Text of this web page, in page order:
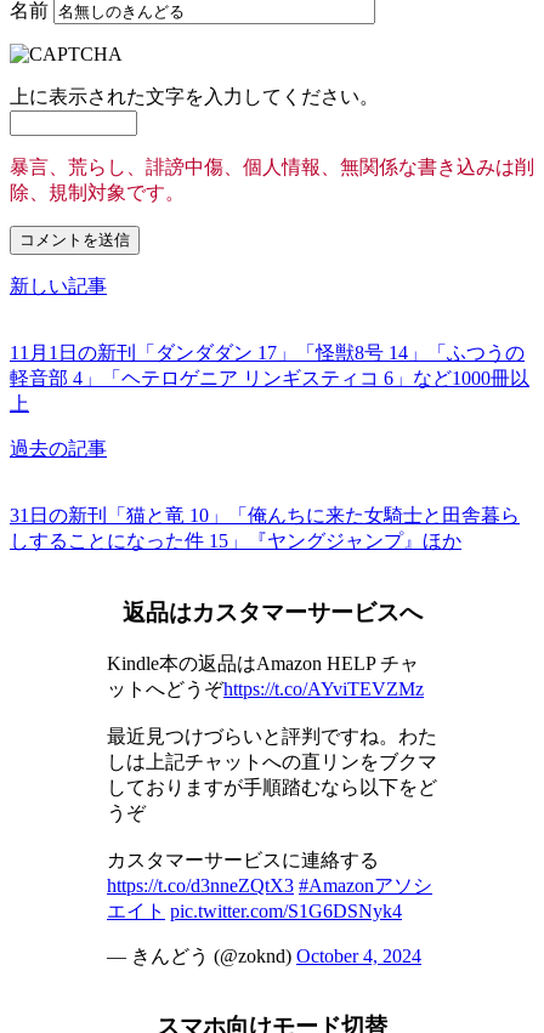
名前
上に表示された文字を入力してください。
暴言、荒らし、誹謗中傷、個人情報、無関係な書き込みは削
除、規制対象です。
新しい記事
11月1日の新刊「ダンダダン 17」「怪獣8号 14」「ふつうの
軽音部 4」「ヘテロゲニア リンギスティコ 6」など1000冊以
上
過去の記事
31日の新刊「猫と竜 10」「俺んちに来た女騎士と田舎暮ら
しすることになった件 15」『ヤングジャンプ』ほか
返品はカスタマーサービスへ
Kindle本の返品はAmazon HELP チャ
ットへどうぞhttps://t.co/AYviTEVZMz
最近見つけづらいと評判ですね。わた
しは上記チャットへの直リンをブクマ
しておりますが手順踏むなら以下をど
うぞ
カスタマーサービスに連絡する
https://t.co/d3nneZQtX3 #Amazonアソシ
エイト pic.twitter.com/S1G6DSNyk4
— きんどう (@zoknd) October 4, 2024
スマホ向けモード切替